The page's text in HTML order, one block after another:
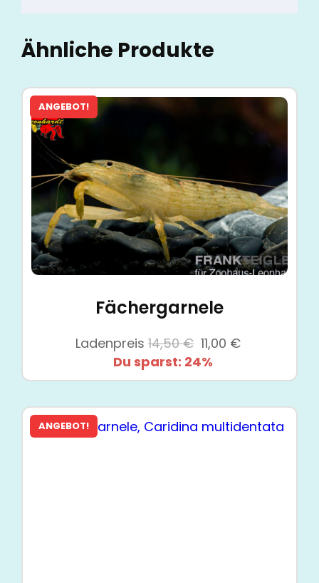
Ähnliche Produkte
ANGEBOT!
Fächergarnele
Ladenpreis 14,50€ Ursprünglicher
Preis
war:
11,00 €
ist:
Du sparst: 24%
ANGEBOT!